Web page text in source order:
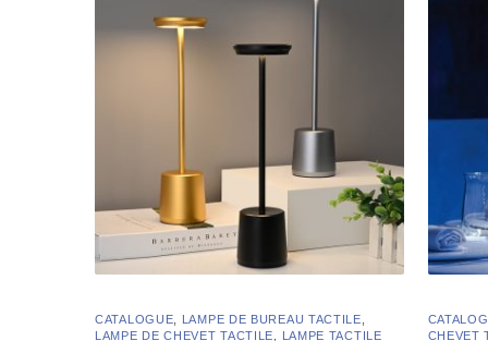
CATALOGUE LAMPE DE BUREAU TACTILE
LAMPE DE CHEVET TACTILE
LAMPE TACTILE
CHEVET